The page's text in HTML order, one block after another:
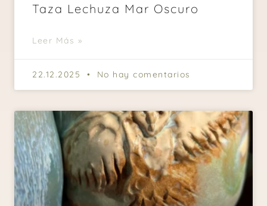
Taza Lechuza Mar Oscuro
Leer Más »
22.12.2025 No hay comentarios